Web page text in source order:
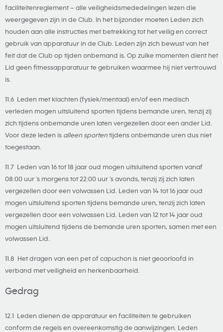
faciliteitenreglement – alle veiligheidsmededelingen lezen die
weergegeven zijn in de Club. In het bijzonder moeten Leden zich
houden aan alle instructies met betrekking tot het veilig en correct
gebruik van apparatuur in de Club. Leden zijn zich bewust van het
feit dat de Club op tijden onbemand is. Op zulke momenten dient het
Lid geen fitnessapparatuur te gebruiken waarmee hij niet vertrouwd
is.
11.6 Leden met klachten (fysiek/mentaal) en/of een medisch
verleden mogen uitsluitend sporten tijdens bemande uren, tenzij zij
zich tijdens onbemande uren laten vergezellen door een ander Lid.
Voor deze leden is alleen sporten tijdens onbemande uren dus niet
toegestaan.
11.7 Leden van 16 tot 18 jaar oud mogen uitsluitend sporten vanaf
08:00 uur ‘s morgens tot 22:00 uur ’s avonds, tenzij zij zich laten
vergezellen door een volwassen Lid. Leden van 14 tot 16 jaar oud
mogen uitsluitend sporten tijdens bemande uren, tenzij zich laten
vergezellen door een volwassen Lid. Leden van 12 tot 14 jaar oud
mogen uitsluitend tijdens de bemande uren sporten, samen met een
volwassen Lid.
11.8 Het dragen van een pet of capuchon is niet geoorloofd in
verband met veiligheid en herkenbaarheid.
Gedrag
12.1 Leden dienen de apparatuur en faciliteiten te gebruiken
conform de regels en overeenkomstig de aanwijzingen. Leden